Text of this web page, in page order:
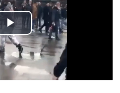
P
l
a